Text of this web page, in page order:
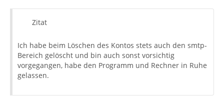
Zitat
Ich habe beim Löschen des Kontos stets auch den smtp-
Bereich gelöscht und bin auch sonst vorsichtig
vorgegangen, habe den Programm und Rechner in Ruhe
gelassen.